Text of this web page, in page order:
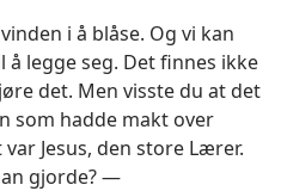
i å blåse. Og vi kan
legge seg. Det finnes ikke
det. Men visste du at det
som hadde makt over
Jesus, den store Lærer.
gjorde? —